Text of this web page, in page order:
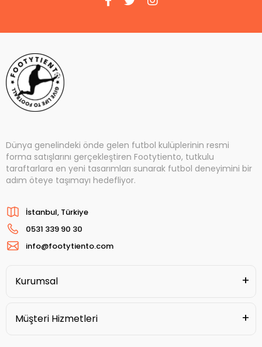
Dünya genelindeki önde gelen futbol kulüplerinin resmi
forma satışlarını gerçekleştiren Footytiento, tutkulu
taraftarlara en yeni tasarımları sunarak futbol deneyimini bir
adım öteye taşımayı hedefliyor.
İstanbul, Türkiye
0531 339 90 30
info@footytiento.com
Kurumsal
Müşteri Hizmetleri